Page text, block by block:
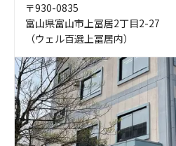
〒930-0835
富山県富山市上冨居2丁目2-27
（ウェル百選上冨居内）